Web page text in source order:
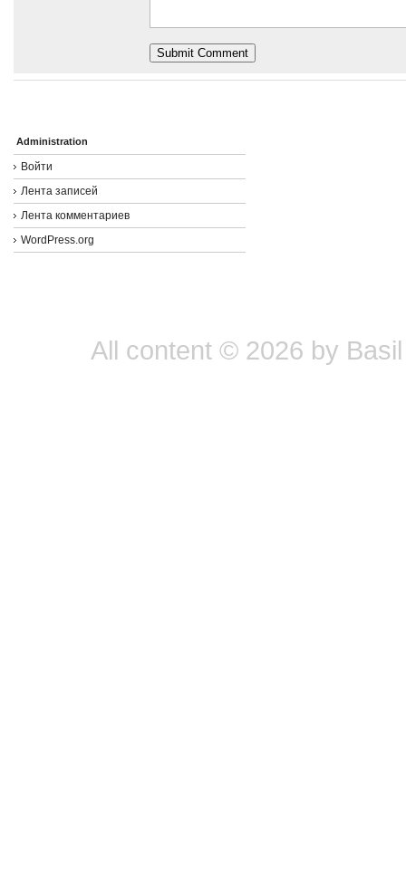
Administration
Войти
Лента записей
Лента комментариев
WordPress.org
All content © 2026 by